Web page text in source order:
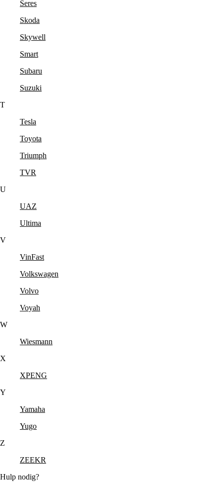
Seres
Skoda
Skywell
Smart
Subaru
Suzuki
T
Tesla
Toyota
Triumph
TVR
U
UAZ
Ultima
V
VinFast
Volkswagen
Volvo
Voyah
W
Wiesmann
X
XPENG
Y
Yamaha
Yugo
Z
ZEEKR
Hulp nodig?